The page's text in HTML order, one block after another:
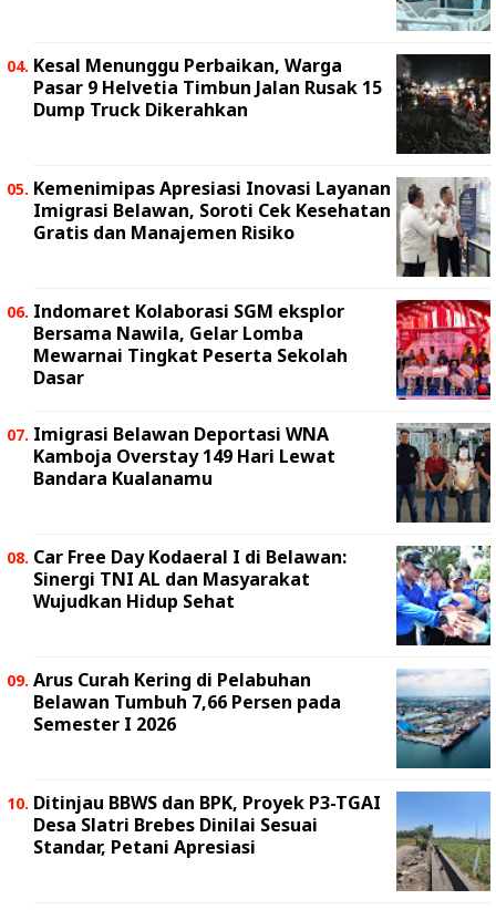
Kesal Menunggu Perbaikan, Warga
Pasar 9 Helvetia Timbun Jalan Rusak 15
Dump Truck Dikerahkan
Kemenimipas Apresiasi Inovasi Layanan
Imigrasi Belawan, Soroti Cek Kesehatan
Gratis dan Manajemen Risiko
Indomaret Kolaborasi SGM eksplor
Bersama Nawila, Gelar Lomba
Mewarnai Tingkat Peserta Sekolah
Dasar
Imigrasi Belawan Deportasi WNA
Kamboja Overstay 149 Hari Lewat
Bandara Kualanamu
Car Free Day Kodaeral I di Belawan:
Sinergi TNI AL dan Masyarakat
Wujudkan Hidup Sehat
Arus Curah Kering di Pelabuhan
Belawan Tumbuh 7,66 Persen pada
Semester I 2026
Ditinjau BBWS dan BPK, Proyek P3-TGAI
Desa Slatri Brebes Dinilai Sesuai
Standar, Petani Apresiasi